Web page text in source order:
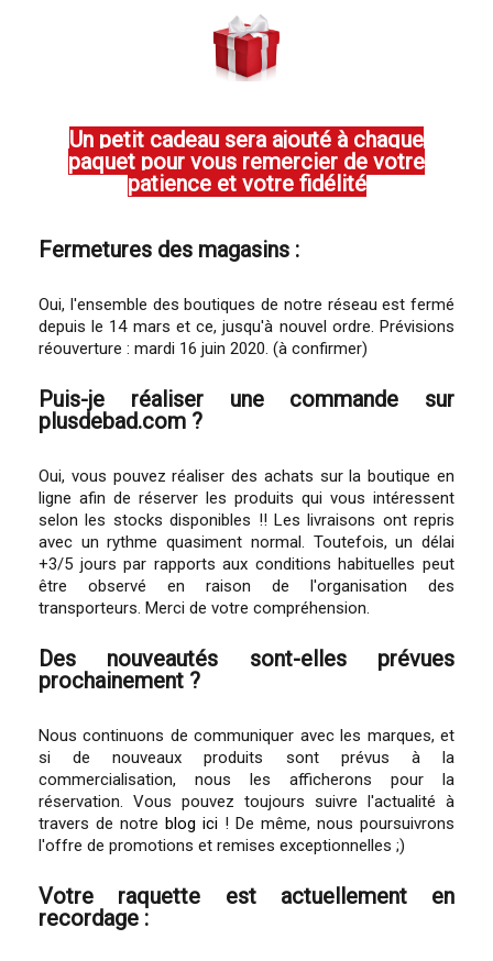
Un petit cadeau sera ajouté à chaque
paquet pour vous remercier de votre
patience et votre fidélité
Fermetures des magasins :
Oui, l'ensemble des boutiques de notre réseau est fermé
depuis le 14 mars et ce, jusqu'à nouvel ordre. Prévisions
réouverture : mardi 16 juin 2020. (à confirmer)
Puis-je réaliser une commande sur
plusdebad.com ?
Oui, vous pouvez réaliser des achats sur la boutique en
ligne afin de réserver les produits qui vous intéressent
selon les stocks disponibles !! Les livraisons ont repris
avec un rythme quasiment normal. Toutefois, un délai
+3/5 jours par rapports aux conditions habituelles peut
être observé en raison de l'organisation des
transporteurs. Merci de votre compréhension.
Des nouveautés sont-elles prévues
prochainement ?
Nous continuons de communiquer avec les marques, et
si de nouveaux produits sont prévus à la
commercialisation, nous les afficherons pour la
réservation. Vous pouvez toujours suivre l'actualité à
travers de notre blog ici ! De même, nous poursuivrons
l'offre de promotions et remises exceptionnelles ;)
Votre raquette est actuellement en
recordage :